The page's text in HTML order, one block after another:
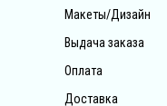
Макеты/Дизайн
Выдача заказа
Оплата
Доставка